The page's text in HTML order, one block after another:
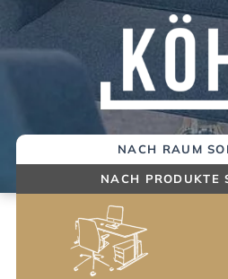
Springe
zum
Inhalt
NACH RAUM
NACH PRODUKTE